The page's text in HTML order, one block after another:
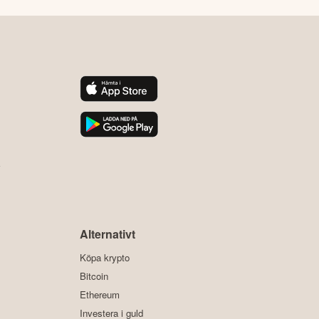
Alternativt
Köpa krypto
Bitcoin
Ethereum
Investera i guld